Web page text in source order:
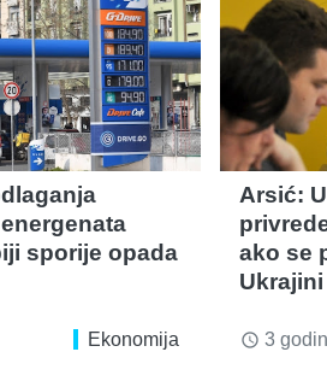
sporije opada
Ekonomija
Arsić:
ako se
Ukrajini
access_time 3